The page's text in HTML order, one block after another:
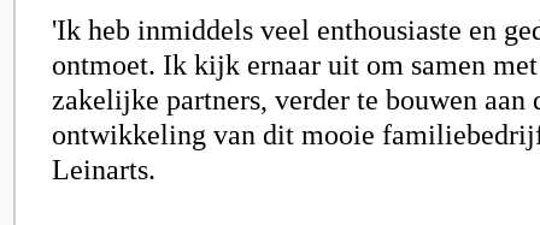
'Ik heb inmiddels veel enthousiaste en
ontmoet. Ik kijk ernaar uit om samen
zakelijke partners, verder te bouwen aan
ontwikkeling van dit mooie
Leinarts.